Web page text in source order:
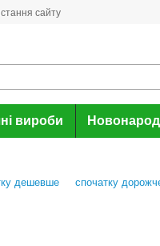
сайту
вироби
дешевше спочатку